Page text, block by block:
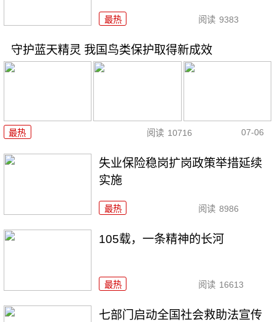
最热 阅读 9383
守护蓝天精灵 我国鸟类保护取得新成效
最热 阅读 10716 07-06
失业保险稳岗扩岗政策举措延续
实施
最热 阅读 8986
105载，一条精神的长河
最热 阅读 16613
七部门启动全国社会救助法宣传